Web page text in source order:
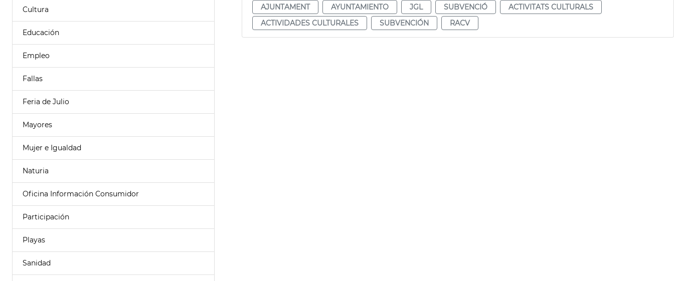
Cultura
Educación
Empleo
Fallas
Feria de Julio
Mayores
Mujer e Igualdad
Naturia
Oficina Información Consumidor
Participación
Playas
Sanidad
AJUNTAMENT
AYUNTAMIENTO JGL SUBVENCIÓ
ACTIVITATS CULTURALS
ACTIVIDADES CULTURALES
SUBVENCIÓN RACV